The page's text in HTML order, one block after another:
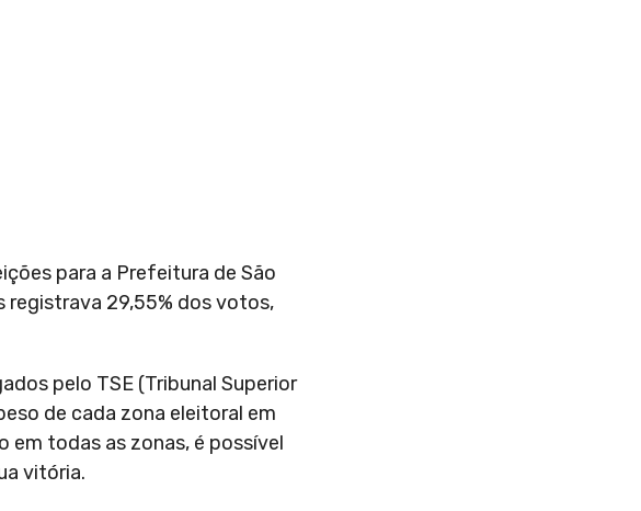
para a Prefeitura de São
registrava 29,55% dos votos,
pelo TSE (Tribunal Superior
de cada zona eleitoral em
em todas as zonas, é possível
vitória.